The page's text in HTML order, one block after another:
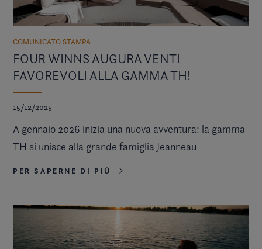
COMUNICATO STAMPA
FOUR WINNS AUGURA VENTI
FAVOREVOLI ALLA GAMMA TH!
15/12/2025
A gennaio 2026 inizia una nuova avventura: la gamma
TH si unisce alla grande famiglia Jeanneau
PER SAPERNE DI PIÙ